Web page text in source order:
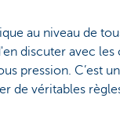
au niveau de
discuter avec
pression. C’est
de véritables